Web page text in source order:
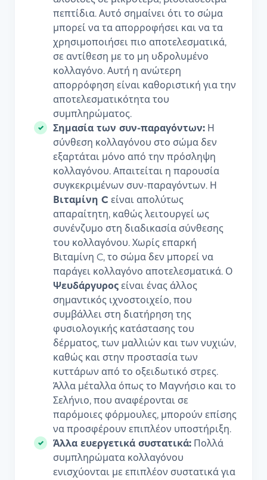
πεπτίδια. Αυτό σημαίνει ότι το σώμα
μπορεί να τα απορροφήσει και να τα
χρησιμοποιήσει πιο αποτελεσματικά,
σε αντίθεση με το μη υδρολυμένο
κολλαγόνο. Αυτή η ανώτερη
απορρόφηση είναι καθοριστική για την
αποτελεσματικότητα του
συμπληρώματος.
Σημασία των συν-παραγόντων: Η
σύνθεση κολλαγόνου στο σώμα δεν
εξαρτάται μόνο από την πρόσληψη
κολλαγόνου. Απαιτείται η παρουσία
συγκεκριμένων συν-παραγόντων. Η
Βιταμίνη C είναι απολύτως
απαραίτητη, καθώς λειτουργεί ως
συνένζυμο στη διαδικασία σύνθεσης
του κολλαγόνου. Χωρίς επαρκή
Βιταμίνη C, το σώμα δεν μπορεί να
παράγει κολλαγόνο αποτελεσματικά. Ο
Ψευδάργυρος είναι ένας άλλος
σημαντικός ιχνοστοιχείο, που
συμβάλλει στη διατήρηση της
φυσιολογικής κατάστασης του
δέρματος, των μαλλιών και των νυχιών,
καθώς και στην προστασία των
κυττάρων από το οξειδωτικό στρες.
Άλλα μέταλλα όπως το Μαγνήσιο και το
Σελήνιο, που αναφέρονται σε
παρόμοιες φόρμουλες, μπορούν επίσης
να προσφέρουν επιπλέον υποστήριξη.
Άλλα ευεργετικά συστατικά: Πολλά
συμπληρώματα κολλαγόνου
ενισχύονται με επιπλέον συστατικά για